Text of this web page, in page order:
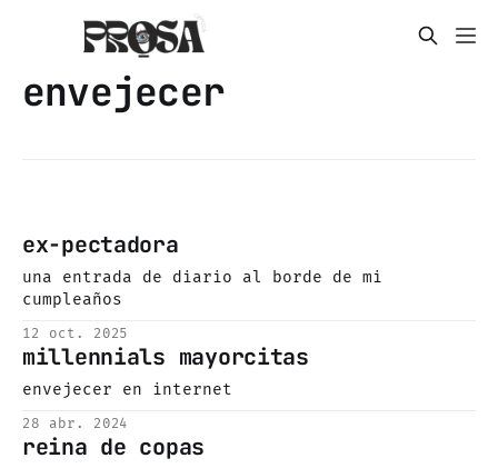
envejecer
ex-pectadora
una entrada de diario al borde de mi
cumpleaños
12 oct. 2025
millennials mayorcitas
envejecer en internet
28 abr. 2024
reina de copas